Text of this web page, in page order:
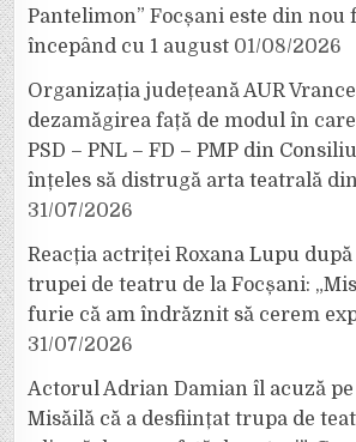
Pantelimon” Focșani este din nou
începând cu 1 august 01/08/2026
Organizația județeană AUR
dezamăgirea față de modul în
PSD – PNL – FD – PMP din
înțeles să distrugă arta teatrală
31/07/2026
Reacția actriței Roxana Lupu
trupei de teatru de la Focșani:
furie că am îndrăznit să cerem
31/07/2026
Actorul Adrian Damian îl acuză
Misăilă că a desființat trupa de